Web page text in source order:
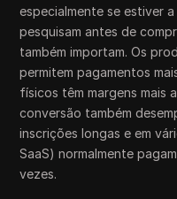
especialmente se estiver
pesquisam antes de
também importam. Os
permitem pagamentos
físicos têm margens mais
conversão também
inscrições longas e em
SaaS) normalmente
vezes.